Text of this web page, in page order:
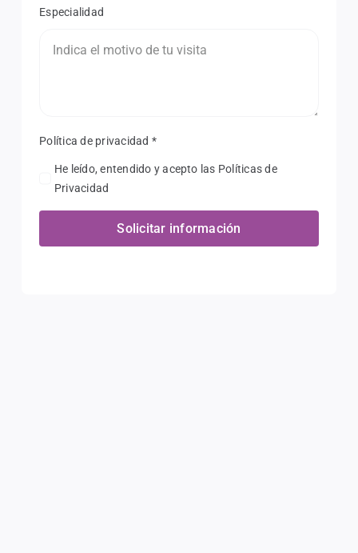
Especialidad
Política de privacidad *
He leído, entendido y acepto las Políticas de
Privacidad
Solicitar información